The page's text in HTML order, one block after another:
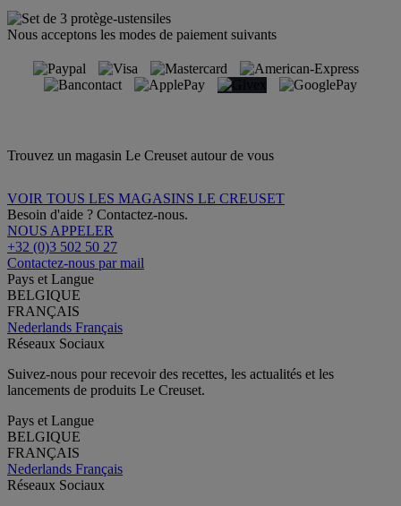
Nous acceptons les modes de paiement suivants
Trouvez un magasin Le Creuset autour de vous
VOIR TOUS LES MAGASINS LE CREUSET
Besoin d'aide ? Contactez-nous.
NOUS APPELER
+32 (0)3 502 50 27
Contactez-nous par mail
Pays et Langue
BELGIQUE
FRANÇAIS
Nederlands Français
Réseaux Sociaux
Suivez-nous pour recevoir des recettes, les actualités et les
lancements de produits Le Creuset.
Pays et Langue
BELGIQUE
FRANÇAIS
Nederlands Français
Réseaux Sociaux